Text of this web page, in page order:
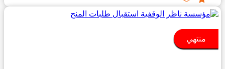
منتهي